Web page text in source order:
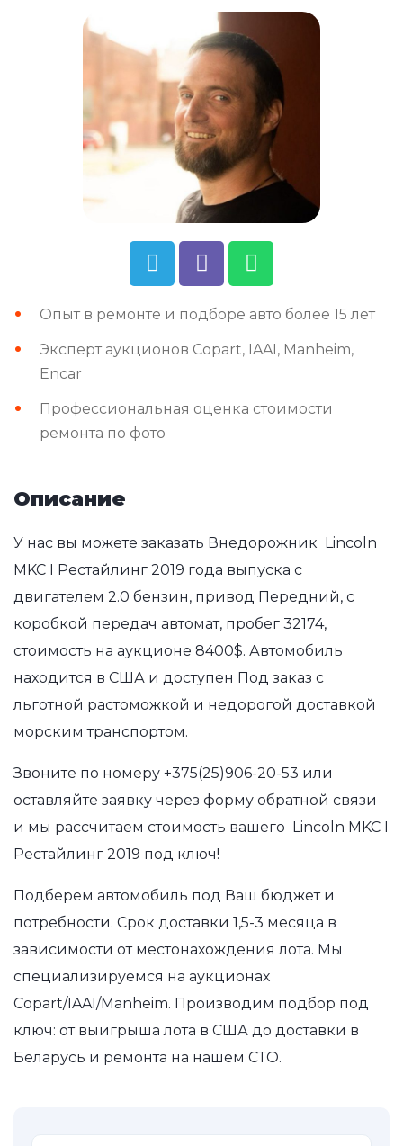
Опыт в ремонте и подборе авто более 15 лет
Эксперт аукционов Copart, IAAI, Manheim,
Encar
Профессиональная оценка стоимости
ремонта по фото
Описание
У нас вы можете заказать Внедорожник Lincoln
MKC I Рестайлинг 2019 года выпуска с
двигателем 2.0 бензин, привод Передний, с
коробкой передач автомат, пробег 32174,
стоимость на аукционе 8400$. Автомобиль
находится в США и доступен Под заказ с
льготной растоможкой и недорогой доставкой
морским транспортом.
Звоните по номеру +375(25)906-20-53 или
оставляйте заявку через форму обратной связи
и мы рассчитаем стоимость вашего Lincoln MKC I
Рестайлинг 2019 под ключ!
Подберем автомобиль под Ваш бюджет и
потребности. Срок доставки 1,5-3 месяца в
зависимости от местонахождения лота. Мы
специализируемся на аукционах
Copart/IAAI/Manheim. Производим подбор под
ключ: от выигрыша лота в США до доставки в
Беларусь и ремонта на нашем СТО.